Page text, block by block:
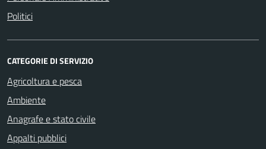
Politici
CATEGORIE DI SERVIZIO
Agricoltura e pesca
Ambiente
Anagrafe e stato civile
Appalti pubblici